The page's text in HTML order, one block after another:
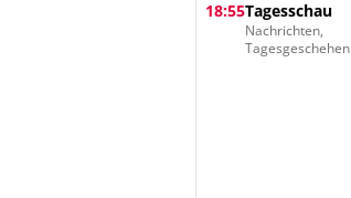
18:55Tagesschau
Nachrichten,
Tagesgeschehen